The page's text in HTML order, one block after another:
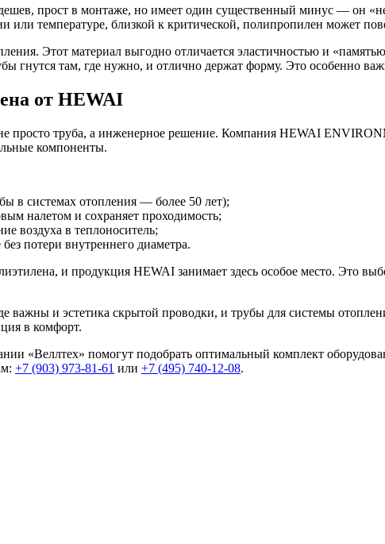
прост в монтаже, но имеет один существенный минус — он
температуре, близкой к критической, полипропилен может
. Этот материал выгодно отличается эластичностью и
гнутся там, где нужно, и отлично держат форму. Это особенно
от HEWAI
просто труба, а инженерное решение. Компания HEWAI
компоненты.
в системах отопления — более 50 лет);
налетом и сохраняет проходимость;
воздуха в теплоноситель;
потери внутреннего диаметра.
, и продукция HEWAI занимает здесь особое место. Это
важны и эстетика скрытой проводки, и трубы для системы
в комфорт.
«Веллтех» помогут подобрать оптимальный комплект
+7 (903) 973-81-61 или +7 (495) 740-12-08.